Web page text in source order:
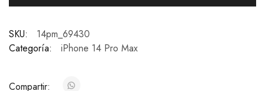
SKU:
14pm_69430
Categoría:
iPhone 14 Pro Max
Compartir: